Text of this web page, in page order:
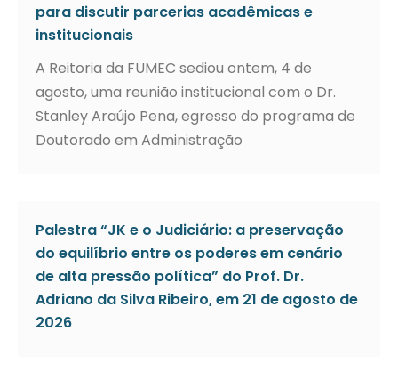
para discutir parcerias acadêmicas e
institucionais
A Reitoria da FUMEC sediou ontem, 4 de
agosto, uma reunião institucional com o Dr.
Stanley Araújo Pena, egresso do programa de
Doutorado em Administração
Palestra “JK e o Judiciário: a preservação
do equilíbrio entre os poderes em cenário
de alta pressão política” do Prof. Dr.
Adriano da Silva Ribeiro, em 21 de agosto de
2026